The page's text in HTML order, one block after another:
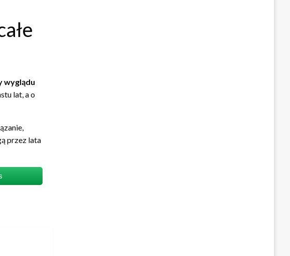
wyglądu
lat, a o
przez lata